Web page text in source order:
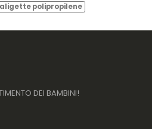
polipropilene
DEI BAMBINI!